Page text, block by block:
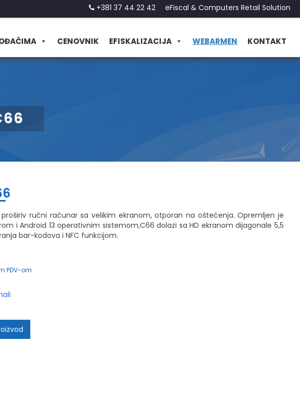
+381 37 44 22 42 eFiscal & Computers Retail Solution
CENOVNIK EFISKALIZACIJA WEBARMEN KONTAKT
ručni računar sa velikim ekranom, otporan na oštećenja. Opremljen je
i Android 13 operativnim sistemom,C66 dolazi sa HD ekranom dijagonale 5,5
bar-kodova i NFC funkcijom.
PDV-om.